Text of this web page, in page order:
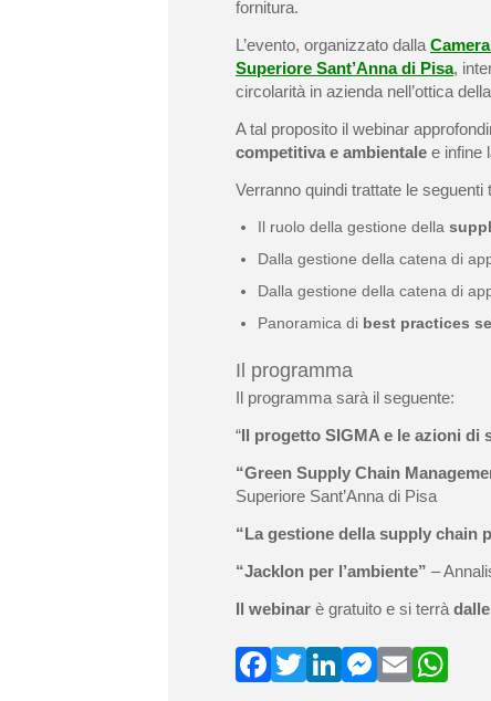
fornitura.
L’evento, organizzato dalla
Superiore Sant’Anna di Pisa,
circolarità in azienda nell’ottica
A tal proposito il webinar
competitiva e ambientale e infine
Verranno quindi trattate le seguenti
Il ruolo della gestione della
Dalla gestione della catena di
Dalla gestione della catena di
Panoramica di best practices
Il programma
Il programma sarà il seguente:
“Il progetto SIGMA e le azioni di
“Green Supply Chain
Superiore Sant’Anna di Pisa
“La gestione della supply chain
“Jacklon per l’ambiente” –
Il webinar è gratuito e si terrà
F T Li M E